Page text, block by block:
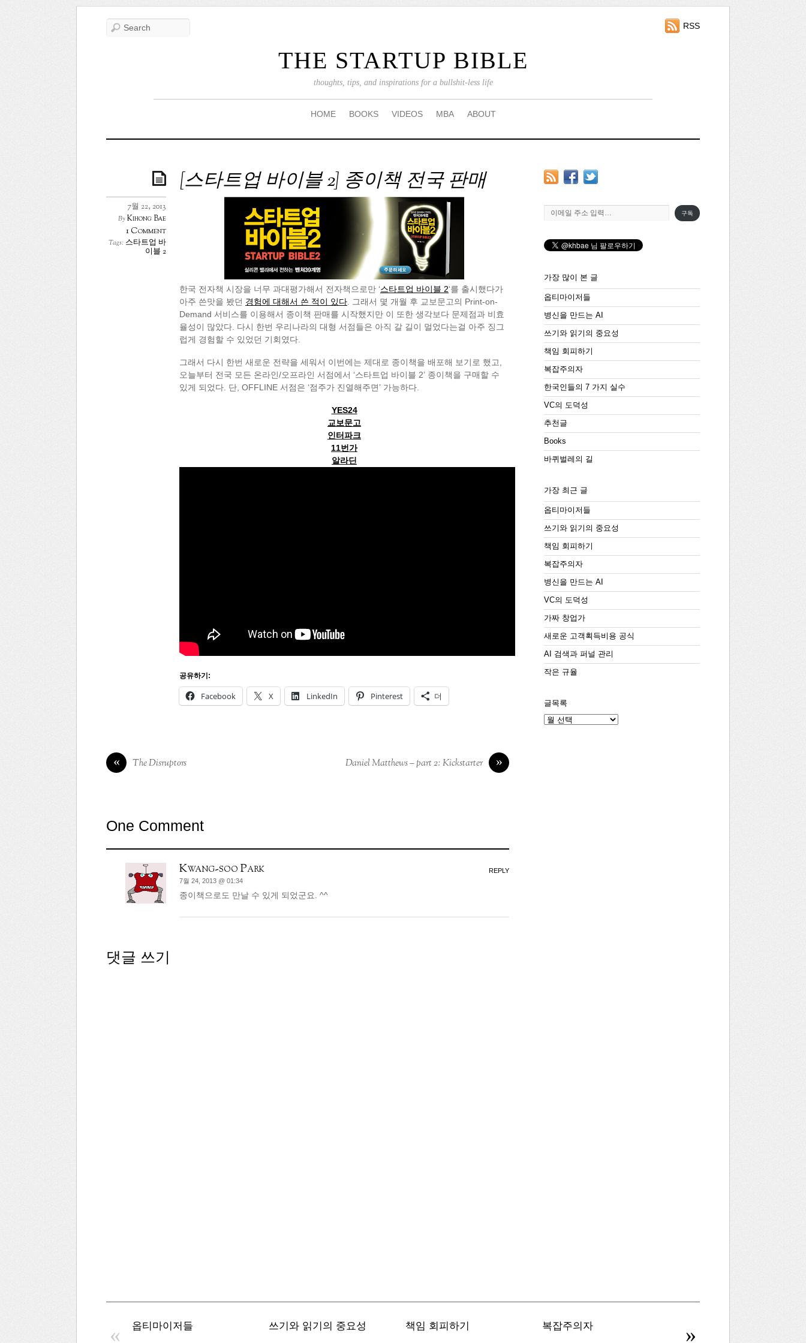
THE STARTUP BIBLE
thoughts, tips, and inspirations for a bullshit-less life
RSS
HOME BOOKS VIDEOS MBA ABOUT
[스타트업 바이블 2] 종이책 전국 판매
7월 22, 2013
ByKihong Bae
1 Comment
Tags: 스타트업 바
이블 2
한국 전자책 시장을 너무 과대평가해서 전자책으로만 ‘스타트업 바이블 2‘를 출시했다가
아주 쓴맛을 봤던 경험에 대해서 쓴 적이 있다 . 그래서 몇 개월 후 교보문고의 Print-on-
Demand 서비스를 이용해서 종이책 판매를 시작했지만 이 또한 생각보다 문제점과 비효
율성이 많았다. 다시 한번 우리나라의 대형 서점들은 아직 갈 길이 멀었다는걸 아주 징그
럽게 경험할 수 있었던 기회였다.
그래서 다시 한번 새로운 전략을 세워서 이번에는 제대로 종이책을 배포해 보기로 했고,
오늘부터 전국 모든 온라인/오프라인 서점에서 ‘스타트업 바이블 2’ 종이책을 구매할 수
있게 되었다. 단, OFFLINE 서점은 ‘점주가 진열해주면’ 가능하다.
YES24
교보문고
인터파크
11번가
알라딘
공유하기:
Facebook X LinkedIn Pinterest 더
« The Disruptors »
Daniel Matthews – part 2: Kickstarter
One Comment
Kwang-soo Park
7월 24, 2013 @ 01:34
종이책으로도 만날 수 있게 되었군요. ^^
REPLY
댓글 쓰기
이메일 주소 입력…
구독
가장 많이 본 글
옵티마이저들
병신을 만드는 AI
쓰기와 읽기의 중요성
책임 회피하기
복잡주의자
한국인들의 7 가지 실수
VC의 도덕성
추천글
Books
바퀴벌레의 길
가장 최근 글
옵티마이저들
쓰기와 읽기의 중요성
책임 회피하기
복잡주의자
병신을 만드는 AI
VC의 도덕성
가짜 창업가
새로운 고객획득비용 공식
AI 검색과 퍼널 관리
작은 규율
글목록
글
옵티마이저들 쓰기와 읽기의 중요성 책임 회피하기 복잡주의자
« »